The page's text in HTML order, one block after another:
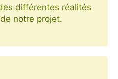
différentes réalités
notre projet.